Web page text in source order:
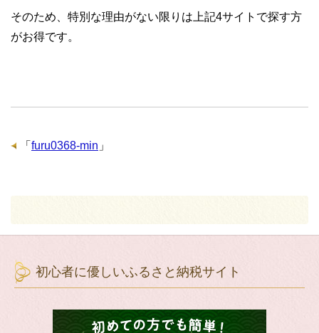
そのため、特別な理由がない限りは上記4サイトで探す方
がお得です。
「 furu0368-min 」
初心者に優しいふるさと納税サイト